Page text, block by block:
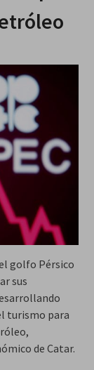
golfo Pérsico
sus
turismo para
de Catar.